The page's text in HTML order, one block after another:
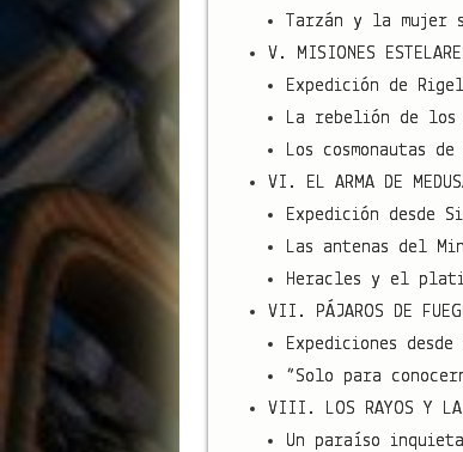
Tarzán y la mujer
V. MISIONES
Expedición de Rigel
La rebelión de los
Los cosmonautas de
VI. EL ARMA DE
Expedición desde
Las antenas del
Heracles y el
VII. PÁJAROS DE
Expediciones
“Solo para
VIII. LOS RAYOS Y LA
Un paraíso